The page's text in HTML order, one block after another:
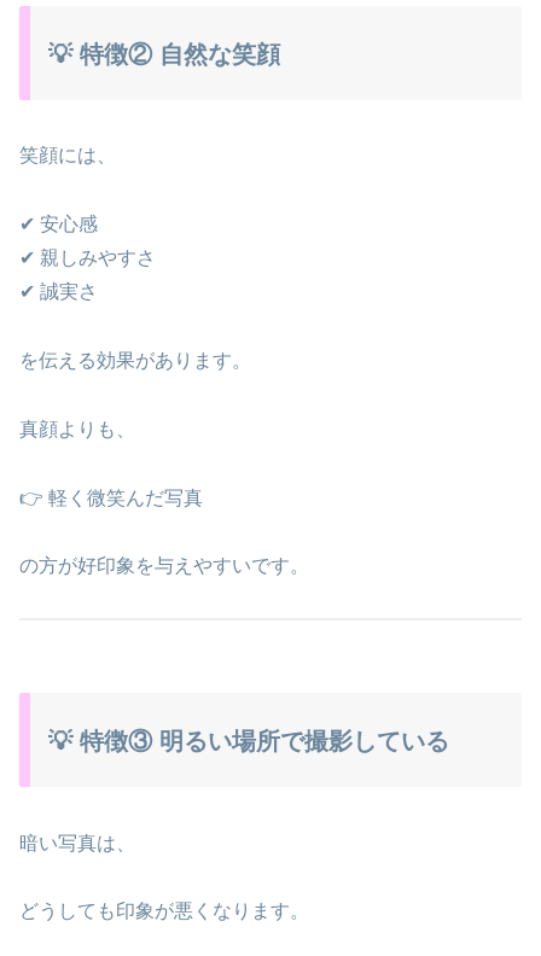
💡 特徴② 自然な笑顔
笑顔には、
✔ 安心感
✔ 親しみやすさ
✔ 誠実さ
を伝える効果があります。
真顔よりも、
👉 軽く微笑んだ写真
の方が好印象を与えやすいです。
💡 特徴③ 明るい場所で撮影している
暗い写真は、
どうしても印象が悪くなります。